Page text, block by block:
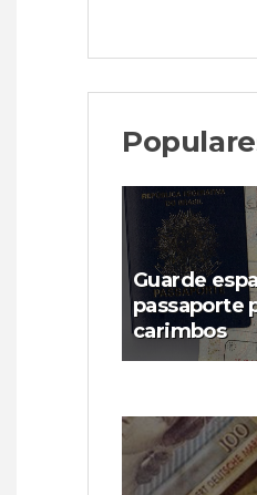
Guarde
passaporte
carimbos